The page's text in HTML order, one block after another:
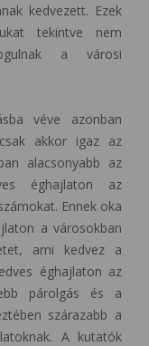
kedvezett. Ezek
tekintve nem
a városi
véve azonban
akkor igaz az
alacsonyabb az
éghajlaton az
Ennek oka
a városokban
ami kedvez a
éghajlaton az
párolgás és a
szárazabb a
A kutatók